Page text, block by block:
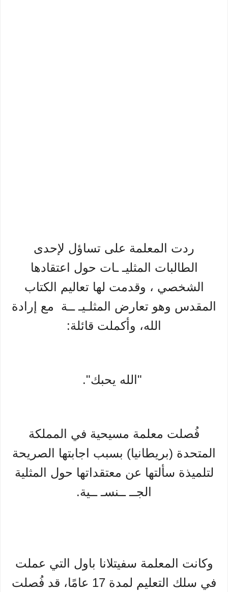
ردت المعلمة على تساؤل لإحدى
الطالبات المثليـ ـات حول اعتقادها
الشخصي ، وقدمت لها تعاليم الكتاب
المقدس وهو تعارض المثلـيـ ــة مع إرادة
الله، وأكملت قائلة:
"الله يحبك".
فُصلت معلمة مسيحية في المملكة
المتحدة (بريطانيا) بسبب اجابتها الصريحة
لتلميذة سألتها عن معتقداتها حول المثلية
الجــ ــنسـ ــية.
وكانت المعلمة سفيتلانا باول التي عملت
في سلك التعليم لمدة 17 عامًا، قد فُصلت